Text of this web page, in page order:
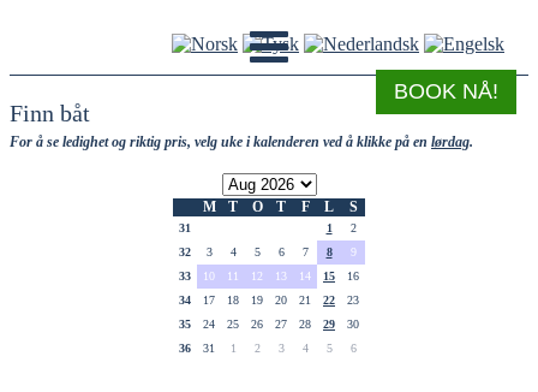
BOOK NÅ!
Finn båt
For å se ledighet og riktig pris, velg uke i kalenderen ved å klikke på en lørdag.
M T O T F L S
31 1
2
32
3 4 5 6 7 8
9
33
10 11 12 13 14 15
16
34
17 18 19 20 21 22
23
35
24 25 26 27 28 29
30
36
31 1 2 3 4 5 6